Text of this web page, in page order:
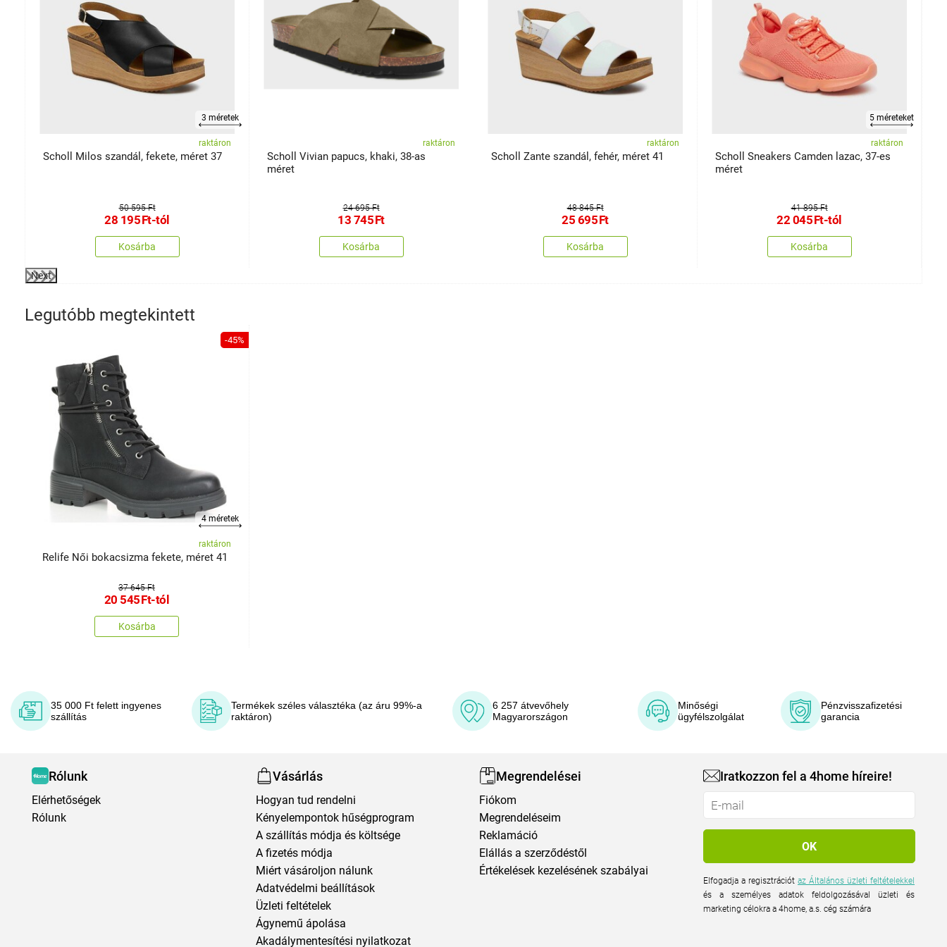
3 méretek
raktáron
Scholl Milos szandál, fekete, méret 37
50 595 Ft
28 195Ft-tól
Kosárba
raktáron
Scholl Vivian papucs, khaki, 38-as
méret
24 695 Ft
13 745Ft
Kosárba
raktáron
Scholl Zante szandál, fehér, méret 41
48 845 Ft
25 695Ft
Kosárba
5 méreteket
raktáron
Scholl Sneakers Camden lazac, 37-es
méret
41 895 Ft
22 045Ft-tól
Kosárba
Next
Legutóbb megtekintett
-45%
4 méretek
raktáron
Relife Női bokacsizma fekete, méret 41
37 645 Ft
20 545Ft-tól
Kosárba
35 000 Ft felett ingyenes
szállítás
Termékek széles választéka (az áru 99%-a
raktáron)
6 257 átvevőhely
Magyarországon
Minőségi
ügyfélszolgálat
Pénzvisszafizetési
garancia
Rólunk
Elérhetőségek
Rólunk
Vásárlás
Hogyan tud rendelni
Kényelempontok hűségprogram
A szállítás módja és költsége
A fizetés módja
Miért vásároljon nálunk
Adatvédelmi beállítások
Üzleti feltételek
Ágynemű ápolása
Akadálymentesítési nyilatkozat
Megrendelései
Fiókom
Megrendeléseim
Reklamáció
Elállás a szerződéstől
Értékelések kezelésének szabályai
Iratkozzon fel a 4home híreire!
Elfogadja a regisztrációtaz Általános üzleti feltételekkel
és a személyes adatok feldolgozásával üzleti és
marketing célokra a 4home, a.s. cég számára